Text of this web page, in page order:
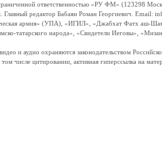
ответственностью «РУ ФМ» (123298
редактор Бабаян Роман Георгиевич.
армия» (УПА), «ИГИЛ», «Джабхат Фатх аш-
народа», «Свидетели Иеговы»,
и аудио охраняются законодательством
числе цитировании, активная гиперссылка на